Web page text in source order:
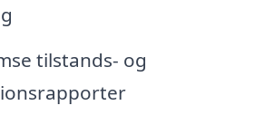
tilstands- og